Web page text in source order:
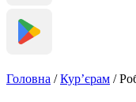
Головна /Кур’єрам /